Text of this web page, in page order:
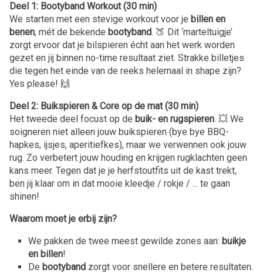
Deel 1: Bootyband Workout (30 min)
We starten met een stevige workout voor je billen en
benen, mét de bekende bootyband. 🍑 Dit ‘marteltuigje’
zorgt ervoor dat je bilspieren écht aan het werk worden
gezet en jij binnen no-time resultaat ziet. Strakke billetjes
die tegen het einde van de reeks helemaal in shape zijn?
Yes please! 🙌
Deel 2: Buikspieren & Core op de mat (30 min)
Het tweede deel focust op de buik- en rugspieren. 💥 We
soigneren niet alleen jouw buikspieren (bye bye BBQ-
hapkes, ijsjes, aperitiefkes), maar we verwennen ook jouw
rug. Zo verbetert jouw houding en krijgen rugklachten geen
kans meer. Tegen dat je je herfstoutfits uit de kast trekt,
ben jij klaar om in dat mooie kleedje / rokje / ... te gaan
shinen!
Waarom moet je erbij zijn?
We pakken de twee meest gewilde zones aan: buikje
en billen!
De bootyband zorgt voor snellere en betere resultaten.